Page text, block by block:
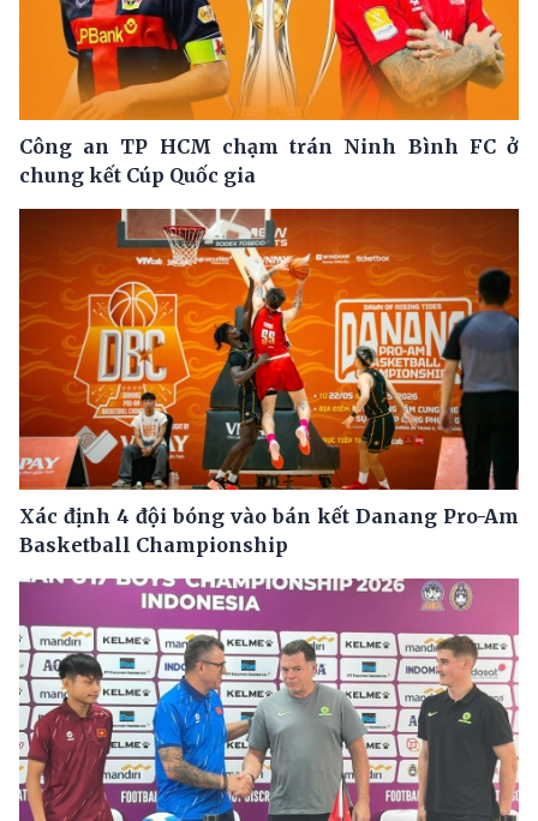
Công an TP HCM chạm trán Ninh Bình FC ở
chung kết Cúp Quốc gia
Xác định 4 đội bóng vào bán kết Danang Pro-Am
Basketball Championship